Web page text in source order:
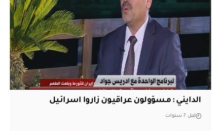
الدايني : مسؤولون عراقيون زاروا اسرائيل
قبل 7 سنوات